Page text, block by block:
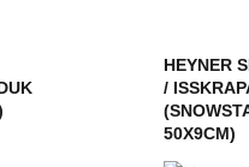
HEYNER
/
50X9CM)